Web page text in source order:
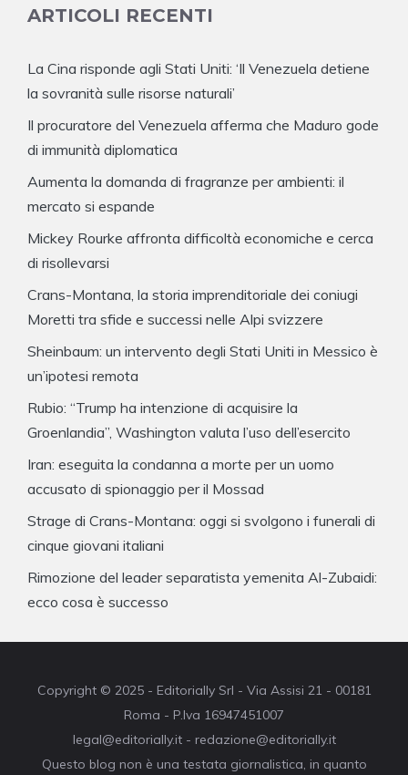
ARTICOLI RECENTI
La Cina risponde agli Stati Uniti: ‘Il Venezuela detiene
la sovranità sulle risorse naturali’
Il procuratore del Venezuela afferma che Maduro gode
di immunità diplomatica
Aumenta la domanda di fragranze per ambienti: il
mercato si espande
Mickey Rourke affronta difficoltà economiche e cerca
di risollevarsi
Crans-Montana, la storia imprenditoriale dei coniugi
Moretti tra sfide e successi nelle Alpi svizzere
Sheinbaum: un intervento degli Stati Uniti in Messico è
un’ipotesi remota
Rubio: “Trump ha intenzione di acquisire la
Groenlandia”, Washington valuta l’uso dell’esercito
Iran: eseguita la condanna a morte per un uomo
accusato di spionaggio per il Mossad
Strage di Crans-Montana: oggi si svolgono i funerali di
cinque giovani italiani
Rimozione del leader separatista yemenita Al-Zubaidi:
ecco cosa è successo
Copyright © 2025 - Editorially Srl - Via Assisi 21 - 00181
Roma - P.Iva 16947451007
legal@editorially.it - redazione@editorially.it
Questo blog non è una testata giornalistica, in quanto